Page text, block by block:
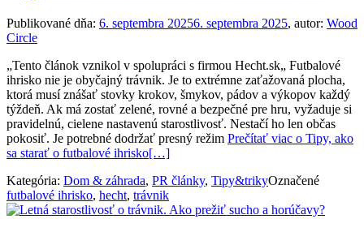
Publikované dňa: 6. septembra 20256. septembra 2025, autor: Wood
Circle
„Tento článok vznikol v spolupráci s firmou Hecht.sk„ Futbalové
ihrisko nie je obyčajný trávnik. Je to extrémne zaťažovaná plocha,
ktorá musí znášať stovky krokov, šmykov, pádov a výkopov každý
týždeň. Ak má zostať zelené, rovné a bezpečné pre hru, vyžaduje si
pravidelnú, cielene nastavenú starostlivosť. Nestačí ho len občas
pokosiť. Je potrebné dodržať presný režim Prečítať viac o Tipy, ako
sa starať o futbalové ihrisko[…]
Kategória: Dom & záhrada, PR články, Tipy&trikyOznačené
futbalové ihrisko, hecht, trávnik